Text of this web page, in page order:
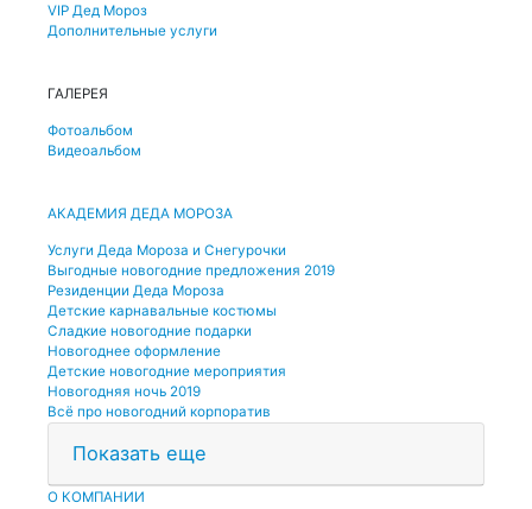
VIP Дед Мороз
Дополнительные услуги
ГАЛЕРЕЯ
Фотоальбом
Видеоальбом
АКАДЕМИЯ ДЕДА МОРОЗА
Услуги Деда Мороза и Снегурочки
Выгодные новогодние предложения 2019
Резиденции Деда Мороза
Детские карнавальные костюмы
Сладкие новогодние подарки
Новогоднее оформление
Детские новогодние мероприятия
Новогодняя ночь 2019
Всё про новогодний корпоратив
Показать еще
О КОМПАНИИ